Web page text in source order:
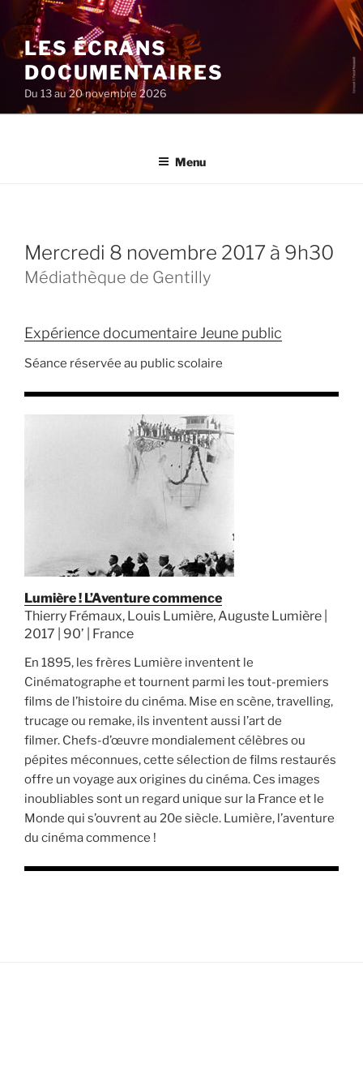
au
contenu
principal
LES ÉCRANS
DOCUMENTAIRES
Du 13 au 20 novembre 2026
Menu
mercredi 8 novembre 2017 à 9h30
Médiathèque de Gentilly
Expérience documentaire Jeune public
Séance réservée au public scolaire
Lumière ! L’Aventure commence
Thierry Frémaux, Louis Lumière, Auguste Lumière |
2017 | 90’ | France
En 1895, les frères Lumière inventent le
Cinématographe et tournent parmi les tout-premiers
films de l’histoire du cinéma. Mise en scène, travelling,
trucage ou remake, ils inventent aussi l’art de
filmer. Chefs-d’œuvre mondialement célèbres ou
pépites méconnues, cette sélection de films restaurés
offre un voyage aux origines du cinéma. Ces images
inoubliables sont un regard unique sur la France et le
Monde qui s’ouvrent au 20e siècle. Lumière, l’aventure
du cinéma commence !